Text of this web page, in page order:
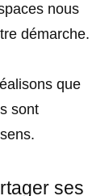
nous
démarche.
que
sont
ses